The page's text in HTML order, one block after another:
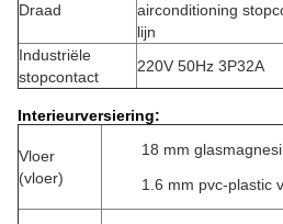
Draad
airconditioning
lijn
Industriële
stopcontact
220V 50Hz 3P32A
Interieurversiering:
Vloer
(vloer)
18 mm
1.6 mm pvc-plastic